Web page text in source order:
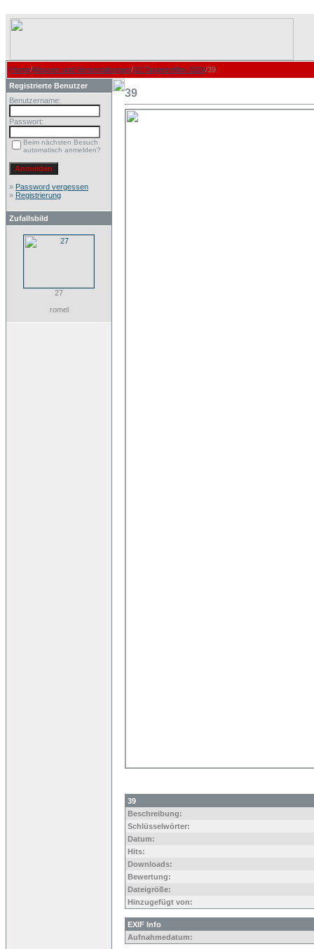
Home/Messen und Veranstaltungen/10.Tangetreffen 2024/39
Registrierte Benutzer
Benutzername:
Passwort:
Beim nächsten Besuch
automatisch anmelden?
» Password vergessen
» Registrierung
Zufallsbild
27
romel
39
39
Beschreibung:
Schlüsselwörter:
Datum:
Hits:
Downloads:
Bewertung:
Dateigröße:
Hinzugefügt von:
EXIF Info
Aufnahmedatum: